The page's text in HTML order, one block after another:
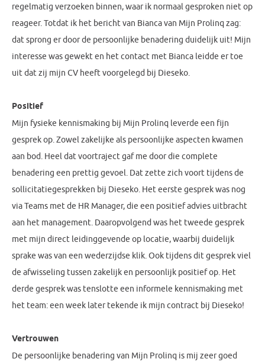
regelmatig verzoeken binnen, waar ik normaal gesproken niet op
reageer. Totdat ik het bericht van Bianca van Mijn Prolinq zag:
dat sprong er door de persoonlijke benadering duidelijk uit! Mijn
interesse was gewekt en het contact met Bianca leidde er toe
uit dat zij mijn CV heeft voorgelegd bij Dieseko.
Positief
Mijn fysieke kennismaking bij Mijn Prolinq leverde een fijn
gesprek op. Zowel zakelijke als persoonlijke aspecten kwamen
aan bod. Heel dat voortraject gaf me door die complete
benadering een prettig gevoel. Dat zette zich voort tijdens de
sollicitatiegesprekken bij Dieseko. Het eerste gesprek was nog
via Teams met de HR Manager, die een positief advies uitbracht
aan het management. Daaropvolgend was het tweede gesprek
met mijn direct leidinggevende op locatie, waarbij duidelijk
sprake was van een wederzijdse klik. Ook tijdens dit gesprek viel
de afwisseling tussen zakelijk en persoonlijk positief op. Het
derde gesprek was tenslotte een informele kennismaking met
het team: een week later tekende ik mijn contract bij Dieseko!
Vertrouwen
De persoonlijke benadering van Mijn Prolinq is mij zeer goed